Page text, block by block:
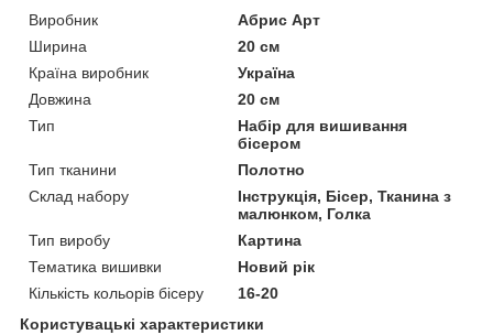
Виробник
Абрис Арт
Ширина
20 см
Країна виробник
Україна
Довжина
20 см
Тип
Набір для вишивання
бісером
Тип тканини
Полотно
Склад набору
Інструкція, Бісер, Тканина з
малюнком, Голка
Тип виробу
Картина
Тематика вишивки
Новий рік
Кількість кольорів бісеру
16-20
Користувацькi характеристики